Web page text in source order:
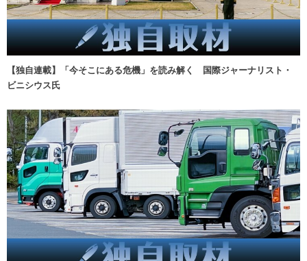
【独自連載】「今そこにある危機」を読み解く 国際ジャーナリスト・
ビニシウス氏